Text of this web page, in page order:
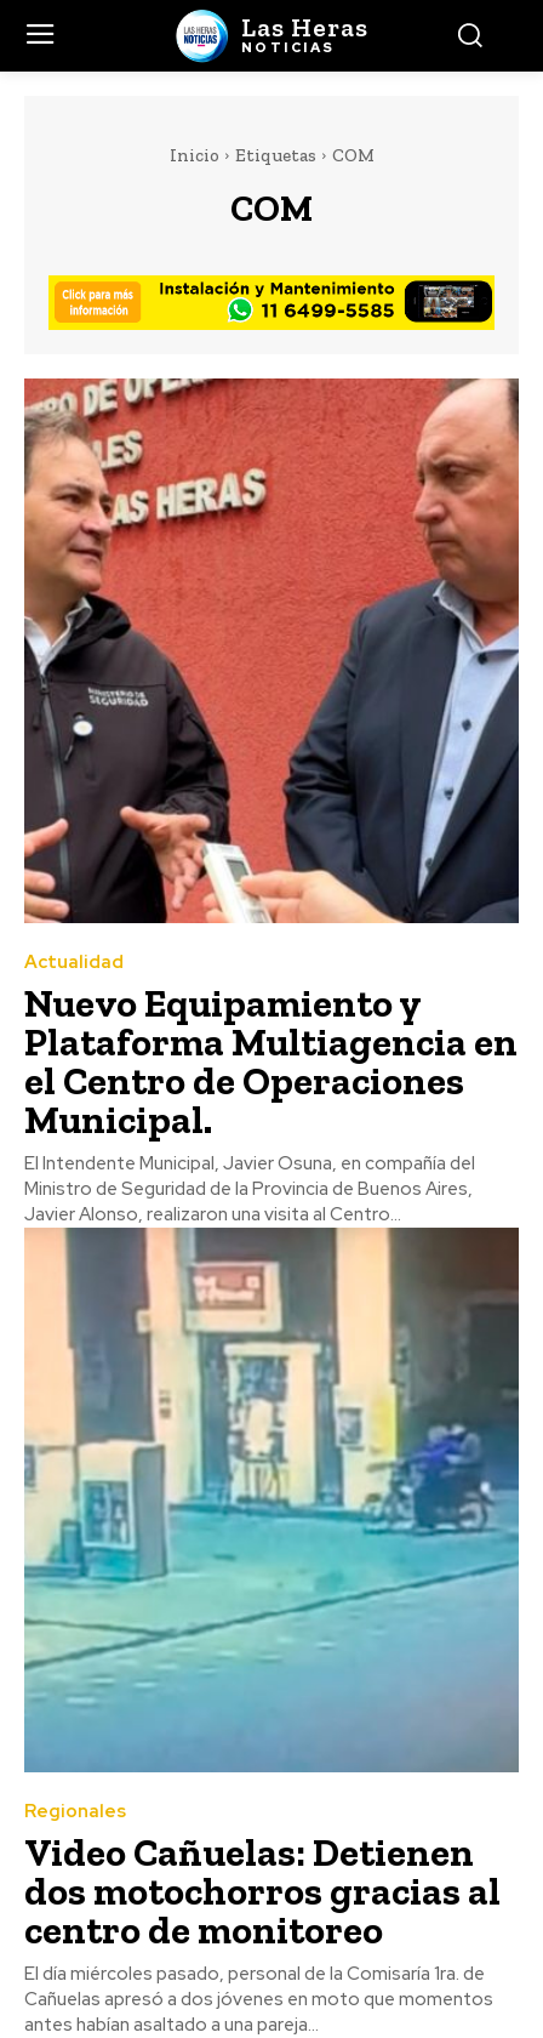
Las Heras
NOTICIAS
Inicio Etiquetas COM
COM
Actualidad
Nuevo Equipamiento y
Plataforma Multiagencia en
el Centro de Operaciones
Municipal.
El Intendente Municipal, Javier Osuna, en compañía del
Ministro de Seguridad de la Provincia de Buenos Aires,
Javier Alonso, realizaron una visita al Centro...
Regionales
Video Cañuelas: Detienen
dos motochorros gracias al
centro de monitoreo
El día miércoles pasado, personal de la Comisaría 1ra. de
Cañuelas apresó a dos jóvenes en moto que momentos
antes habían asaltado a una pareja...